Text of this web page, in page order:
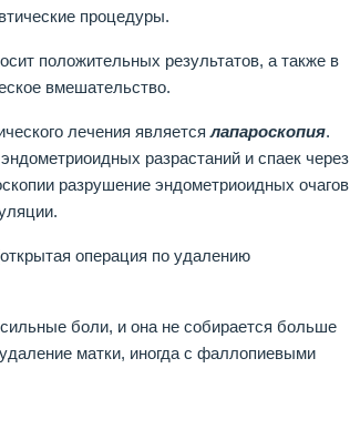
процедуры.
положительных результатов, а также в
вмешательство.
лечения являетсялапароскопия.
разрастаний и спаек через
разрушение эндометриоидных очагов
операция по удалению
боли, и она не собирается больше
матки, иногда с фаллопиевыми